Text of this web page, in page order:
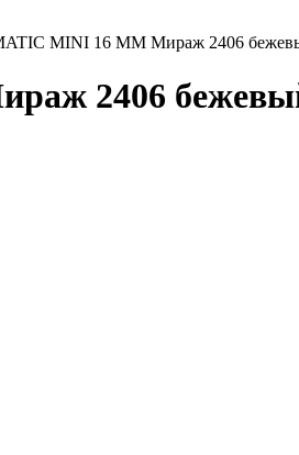
MINI 16 ММ Мираж 2406
2406